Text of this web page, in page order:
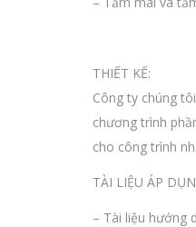
THIẾT KẾ:
Công ty chúng
chương trình
cho công trình
TÀI LIỆU ÁP
– Tài liệu hướng